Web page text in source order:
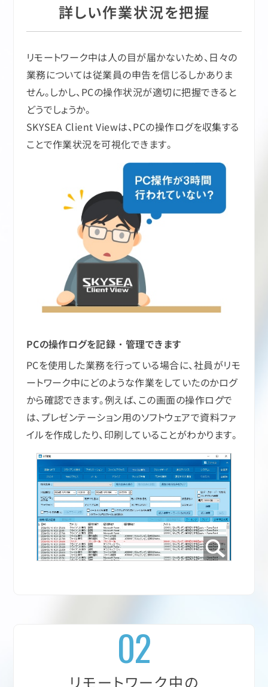
詳しい作業状況を把握
リモートワーク中は人の目が届かないため、日々の
業務については従業員の申告を信じるしかありま
せん。しかし、PCの操作状況が適切に把握できると
どうでしょうか。
SKYSEA Client Viewは、PCの操作ログを収集する
ことで作業状況を可視化できます。
PCの操作ログを記録・管理できます
PCを使用した業務を行っている場合に、社員がリモ
ートワーク中にどのような作業をしていたのかログ
から確認できます。例えば、この画面の操作ログで
は、プレゼンテーション用のソフトウェアで資料ファ
イルを作成したり、印刷していることがわかります。
02
リモートワーク中の